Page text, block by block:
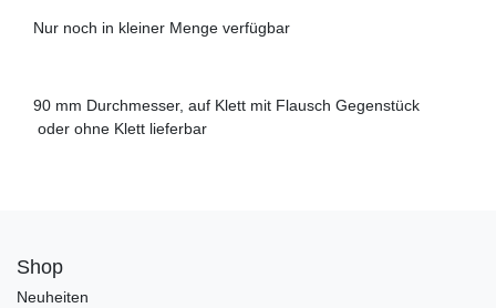
Nur noch in kleiner Menge verfügbar
90 mm Durchmesser, auf Klett mit Flausch Gegenstück
oder ohne Klett lieferbar
Shop
Neuheiten